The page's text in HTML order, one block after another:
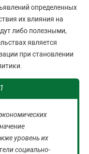
определенных
их влияния на
либо полезными,
является
при становлении
уровень их
социально-